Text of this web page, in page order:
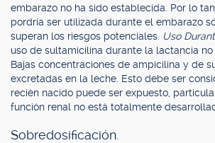
embarazo no ha sido establecida. Por lo
pordría ser utilizada durante el embarazo
superan los riesgos potenciales. Uso
uso de sultamicilina durante la lactancia no
Bajas concentraciones de ampicilina y de
excretadas en la leche. Esto debe ser
recién nacido puede ser expuesto,
función renal no está totalmente
Sobredosificación.